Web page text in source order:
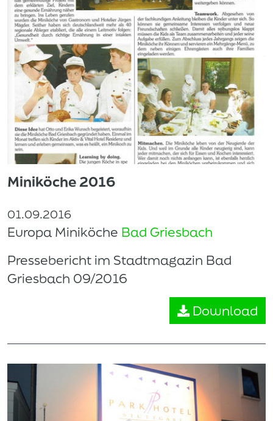
Miniköche 2016
01.09.2016
Europa Miniköche Bad Griesbach
Pressebericht im Stadtmagazin Bad
Griesbach 09/2016
Download